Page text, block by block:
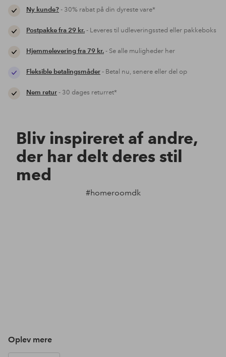
Ny kunde?- 30% rabat på din dyreste vare*
Postpakke fra 29 kr.- Leveres til udleveringssted eller pakkeboks
Hjemmelevering fra 79 kr.- Se alle muligheder her
Fleksible betalingsmåder- Betal nu, senere eller del op
Nem retur- 30 dages returret*
Bliv inspireret af andre,
der har delt deres stil
med
#homeroomdk
Oplev mere